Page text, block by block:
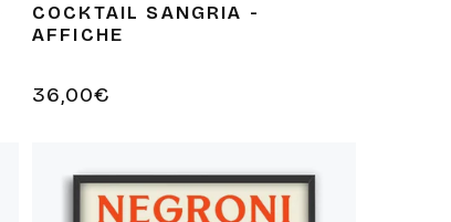
COCKTAIL SANGRIA -
AFFICHE
Prix
36,00€